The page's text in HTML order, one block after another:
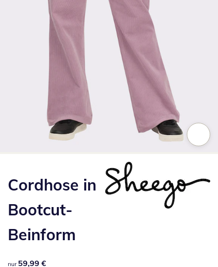
Cordhose in
Bootcut-
Beinform
59,99 €
nur 59,99 €